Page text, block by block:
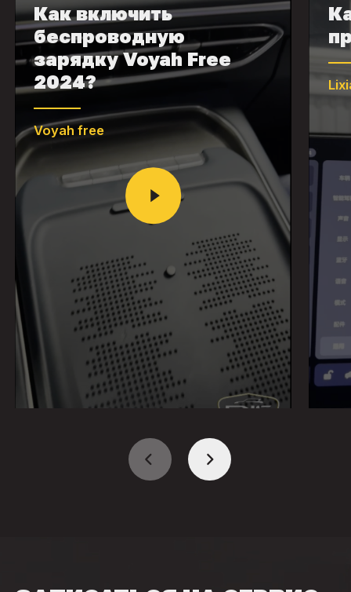
Как включить
беспроводную
зарядку Voyah Free
2024?
Voyah free